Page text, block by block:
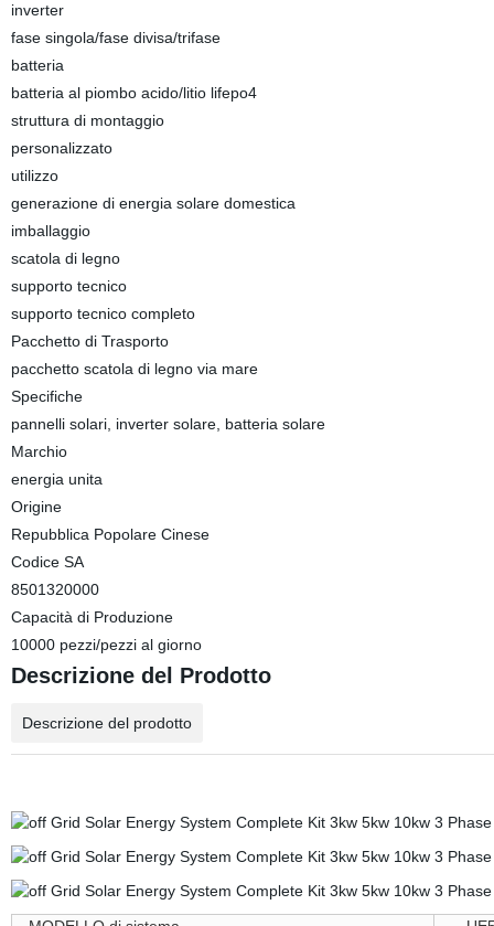
inverter
fase singola/fase divisa/trifase
batteria
batteria al piombo acido/litio lifepo4
struttura di montaggio
personalizzato
utilizzo
generazione di energia solare domestica
imballaggio
scatola di legno
supporto tecnico
supporto tecnico completo
Pacchetto di Trasporto
pacchetto scatola di legno via mare
Specifiche
pannelli solari, inverter solare, batteria solare
Marchio
energia unita
Origine
Repubblica Popolare Cinese
Codice SA
8501320000
Capacità di Produzione
10000 pezzi/pezzi al giorno
Descrizione del Prodotto
Descrizione del prodotto